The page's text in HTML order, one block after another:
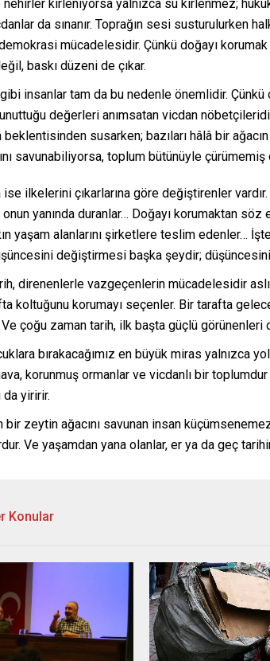
kirleniyorsa yalnızca su kirlenmez;
da sınanır. Toprağın sesi susturulurken
mücadelesidir. Çünkü doğayı
baskı düzeni de çıkar.
insanlar tam da bu nedenle önemlidir.
değerleri anımsatan vicdan
beklentisinden susarken; bazıları hâlâ bir
savunabiliyorsa, toplum bütünüyle çürümemiş
ise ilkelerini çıkarlarına göre değiştirenler
yanında duranlar… Doğayı korumaktan
yaşam alanlarını şirketlere teslim edenler…
değiştirmesi başka şeydir;
direnenlerle vazgeçenlerin mücadelesidir
koltuğunu korumayı seçenler. Bir tarafta
Ve çoğu zaman tarih, ilk başta güçlü görünenleri
bırakacağımız en büyük miras yalnızca
korunmuş ormanlar ve vicdanlı bir
da yiririr.
bir zeytin ağacını savunan insan
Ve yaşamdan yana olanlar, er ya da geç
Konular